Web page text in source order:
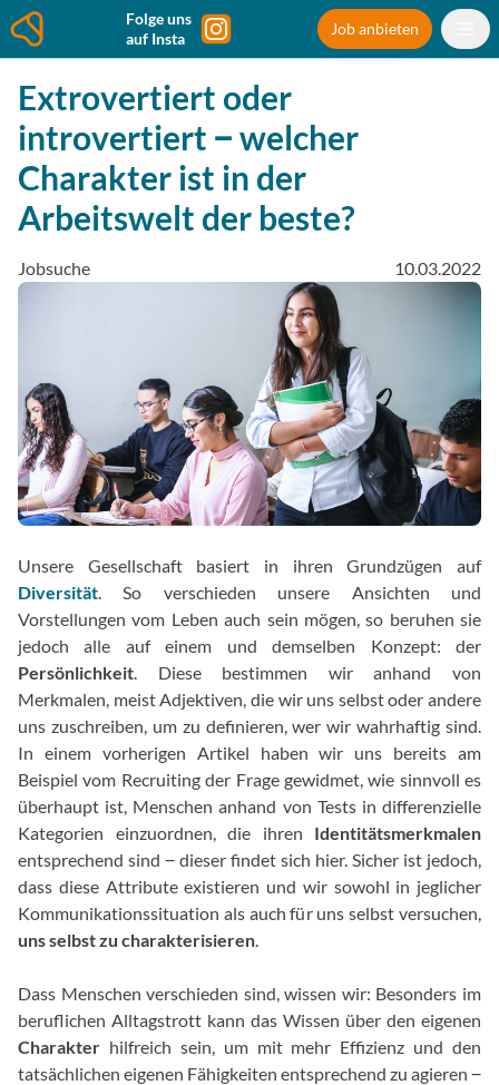
Folge uns
auf Insta
Job anbieten
Extrovertiert oder
introvertiert ‒ welcher
Charakter ist in der
Arbeitswelt der beste?
Jobsuche 10.03.2022
Unsere Gesellschaft basiert in ihren Grundzügen auf
Diversität . So verschieden unsere Ansichten und
Vorstellungen vom Leben auch sein mögen, so beruhen sie
jedoch alle auf einem und demselben Konzept: der
Persönlichkeit . Diese bestimmen wir anhand von
Merkmalen, meist Adjektiven, die wir uns selbst oder andere
uns zuschreiben, um zu definieren, wer wir wahrhaftig sind.
In einem vorherigen Artikel haben wir uns bereits am
Beispiel vom Recruiting der Frage gewidmet, wie sinnvoll es
überhaupt ist, Menschen anhand von Tests in differenzielle
Kategorien einzuordnen, die ihren Identitätsmerkmalen
entsprechend sind ‒ dieser findet sich hier. Sicher ist jedoch,
dass diese Attribute existieren und wir sowohl in jeglicher
Kommunikationssituation als auch für uns selbst versuchen,
uns selbst zu charakterisieren
Dass Menschen verschieden sind, wissen wir: Besonders im
beruflichen Alltagstrott kann das Wissen über den eigenen
Charakter hilfreich sein, um mit mehr Effizienz und den
tatsächlichen eigenen Fähigkeiten entsprechend zu agieren ‒